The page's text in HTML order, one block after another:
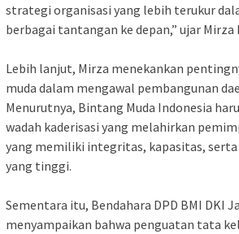
strategi organisasi yang lebih terukur
berbagai tantangan ke depan,” ujar Mirza
‎Lebih lanjut, Mirza menekankan
muda dalam mengawal pembangunan
Menurutnya, Bintang Muda Indonesia
wadah kaderisasi yang melahirkan
yang memiliki integritas, kapasitas, serta
yang tinggi.
‎Sementara itu, Bendahara DPD BMI DKI
menyampaikan bahwa penguatan tata